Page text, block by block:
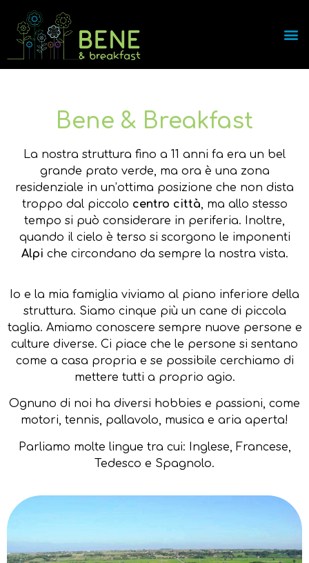
Bene & Breakfast
La nostra struttura fino a 11 anni fa era un bel
grande prato verde, ma ora è una zona
residenziale in un’ottima posizione che non dista
troppo dal piccolo centro città, ma allo stesso
tempo si può considerare in periferia. Inoltre,
quando il cielo è terso si scorgono le imponenti
Alpi che circondano da sempre la nostra vista.
Io e la mia famiglia viviamo al piano inferiore della
struttura. Siamo cinque più un cane di piccola
taglia. Amiamo conoscere sempre nuove persone e
culture diverse. Ci piace che le persone si sentano
come a casa propria e se possibile cerchiamo di
mettere tutti a proprio agio.
Ognuno di noi ha diversi hobbies e passioni, come
motori, tennis, pallavolo, musica e aria aperta!
Parliamo molte lingue tra cui: Inglese, Francese,
Tedesco e Spagnolo.